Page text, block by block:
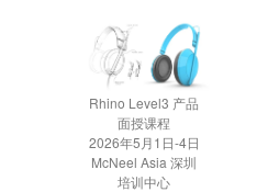
Rhino Level3 产品
面授课程
2026年5月1日-4日
McNeel Asia 深圳
培训中心